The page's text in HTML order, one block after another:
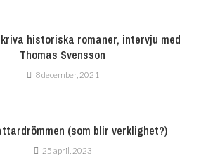
historiska romaner, intervju med
Thomas Svensson
8 december, 2021
(som blir verklighet?)
25 april, 2023